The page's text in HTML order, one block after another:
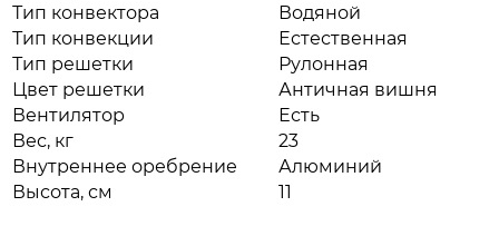
Тип конвектора
Водяной
Тип конвекции
Естественная
Тип решетки
Рулонная
Цвет решетки
Античная вишня
Вентилятор
Есть
Вес, кг
23
Внутреннее оребрение
Алюминий
Высота, см
11